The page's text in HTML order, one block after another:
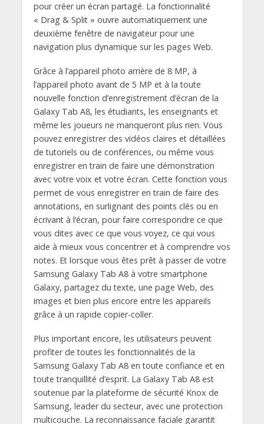
pour créer un écran partagé. La fonctionnalité
« Drag & Split » ouvre automatiquement une
deuxième fenêtre de navigateur pour une
navigation plus dynamique sur les pages Web.
Grâce à l’appareil photo arrière de 8 MP, à
l’appareil photo avant de 5 MP et à la toute
nouvelle fonction d’enregistrement d’écran de la
Galaxy Tab A8, les étudiants, les enseignants et
même les joueurs ne manqueront plus rien. Vous
pouvez enregistrer des vidéos claires et détaillées
de tutoriels ou de conférences, ou même vous
enregistrer en train de faire une démonstration
avec votre voix et votre écran. Cette fonction vous
permet de vous enregistrer en train de faire des
annotations, en surlignant des points clés ou en
écrivant à l’écran, pour faire correspondre ce que
vous dites avec ce que vous voyez, ce qui vous
aide à mieux vous concentrer et à comprendre vos
notes. Et lorsque vous êtes prêt à passer de votre
Samsung Galaxy Tab A8 à votre smartphone
Galaxy, partagez du texte, une page Web, des
images et bien plus encore entre les appareils
grâce à un rapide copier-coller.
Plus important encore, les utilisateurs peuvent
profiter de toutes les fonctionnalités de la
Samsung Galaxy Tab A8 en toute confiance et en
toute tranquillité d’esprit. La Galaxy Tab A8 est
soutenue par la plateforme de sécurité Knox de
Samsung, leader du secteur, avec une protection
multicouche. La reconnaissance faciale garantit